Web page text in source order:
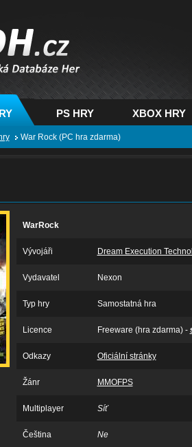
na PC,
Česká
her
PS HRY XBOX HRY
War Rock (PC hra zdarma)
WarRock
Vývojáři Dream Execution
Vydavatel Nexon
Typ hry Samostatná hra
Licence Freeware (hra zdarma) -
Odkazy Oficiální stránky
Žánr MMOFPS
Multiplayer Síť
Čeština Ne